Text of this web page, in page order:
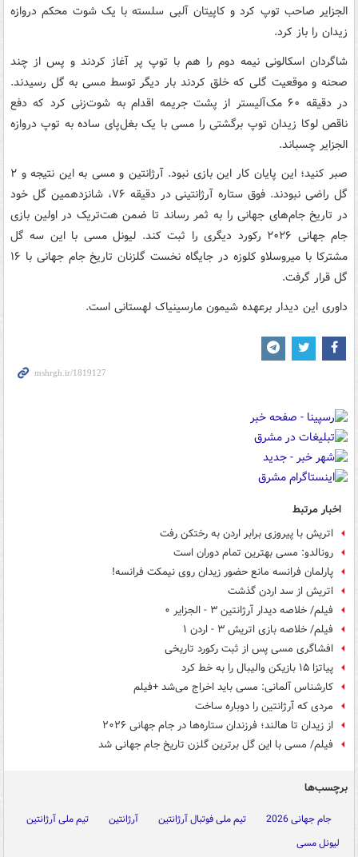
الجزایر صاحب توپ کرد و کاپیتان آلبی سلسته با یک شوت محکم دروازه
زیدان را باز کرد.
شاگردان اسکالونی نیمه دوم را هم با توپ پر آغاز کردند و پس از چند
صحنه و موقعیت گلی که خلق کردند بار دیگر توسط مسی به گل رسیدند.
در دقیقه ۶۰ مک‌آلیستر از پشت جریمه اقدام به شوت‌زنی کرد که دفع
ناقص لوکا زیدان توپ برگشتی را مسی با یک بغل‌پای ساده به توپ دروازه
الجزایر چسباند.
صبر کنید؛ این پایان کار این بازی نبود. آرژانتین و مسی به این نتیجه و ۲
گل راضی نبودند. فوق ستاره آرژانتینی در دقیقه ۷۶، شانزدهمین گل خود
در تاریخ جام‌های جهانی را به ثمر رساند تا ضمن هت‌تریک در اولین بازی
جام جهانی ۲۰۲۶ رکورد دیگری را ثبت کند. لیونل مسی با این سه گل
مشترکا با میروسلاو کلوزه در جایگاه نخست گلزنان تاریخ جام جهانی با ۱۶
گل قرار گرفت.
داوری این دیدار برعهده شیمون مارسینیاک لهستانی است.
اخبار مرتبط
اتریش با پیروزی برابر اردن به رختکن رفت
رونالدو: مسی بهترین تمام دوران است
پارلمان فرانسه مانع حضور زیدان روی نیمکت فرانسه!
اتریش از سد اردن گذشت
فیلم/ خلاصه دیدار آرژانتین ۳ - الجزایر ۰
فیلم/ خلاصه بازی اتریش ۳ - اردن ۱
افشاگری مسی پس از ثبت رکورد تاریخی
پیاتزا ۱۵ بازیکن والیبال را به خط کرد
کارشناس آلمانی: مسی باید اخراج می‌شد +فیلم
مردی که آرژانتین را دوباره ساخت
از زیدان تا هالند؛ فرزندان ستاره‌ها در جام جهانی ۲۰۲۶
فیلم/ مسی با این گل برترین گلزن تاریخ جام جهانی شد
برچسب‌ها
جام جهانی 2026 تیم ملی فوتبال آرژانتین آرژانتین
تیم ملی آرژانتین
لیونل مسی